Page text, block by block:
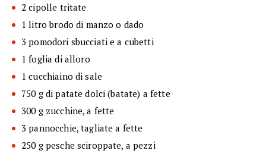
2 cipolle tritate
1 litro brodo di manzo o dado
3 pomodori sbucciati e a cubetti
1 foglia di alloro
1 cucchiaino di sale
750 g di patate dolci (batate) a fette
300 g zucchine, a fette
3 pannocchie, tagliate a fette
250 g pesche sciroppate, a pezzi